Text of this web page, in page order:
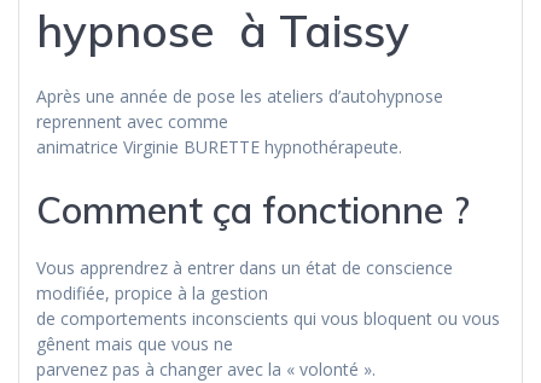
hypnose à Taissy
Après une année de pose les ateliers d’autohypnose
reprennent avec comme
animatrice Virginie BURETTE hypnothérapeute.
Comment ça fonctionne ?
Vous apprendrez à entrer dans un état de conscience
modifiée, propice à la gestion
de comportements inconscients qui vous bloquent ou vous
gênent mais que vous ne
parvenez pas à changer avec la « volonté ».